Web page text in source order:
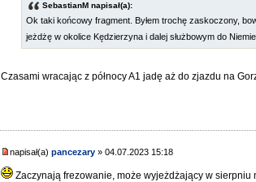
SebastianM napisał(a):
Ok taki końcowy fragment. Byłem trochę zaskoczony,
jeżdżę w okolice Kędzierzyna i dalej służbowym do
Czasami wracając z północy A1 jadę aż do zjazdu na
napisał(a)pancezary » 04.07.2023 15:18
Zaczynają frezowanie, może wyjeżdżający w